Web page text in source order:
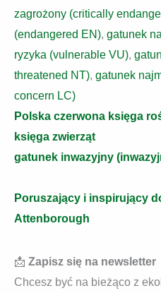
zagrożony (critically
(endangered EN), gatunek
ryzyka (vulnerable VU),
threatened NT), gatunek
concern LC)
Polska czerwona księga
księga zwierząt
gatunek inwazyjny
Poruszający i inspirujący
Attenborough
📩 Zapisz się na newsletter
Chcesz być na bieżąco z